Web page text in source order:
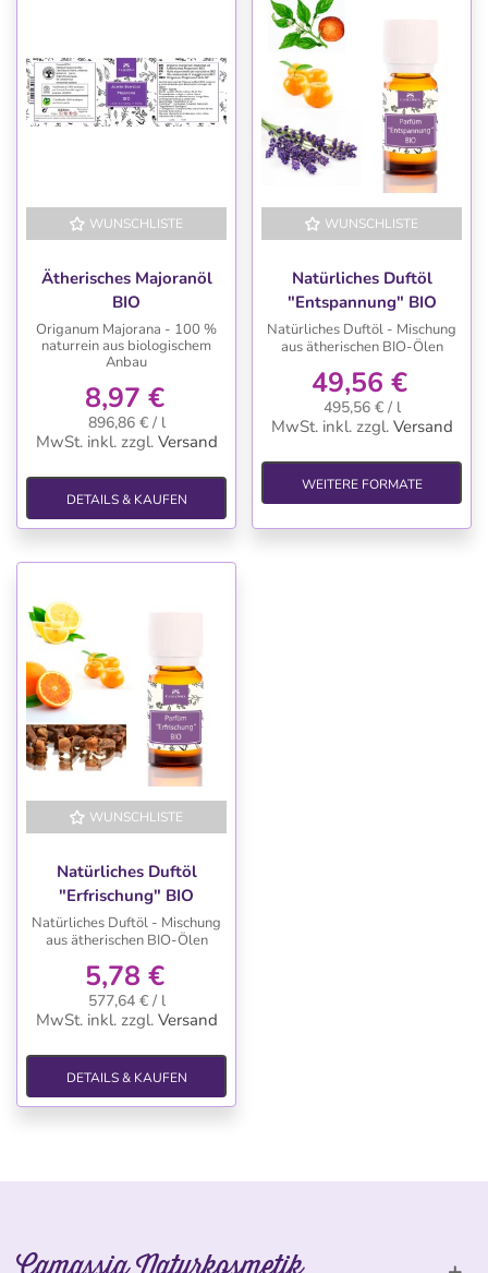
WUNSCHLISTE
Ätherisches Majoranöl
BIO
Origanum Majorana - 100 %
naturrein aus biologischem
Anbau
8,97 €
896,86 € / l
MwSt. inkl. zzgl. Versand
DETAILS & KAUFEN
WUNSCHLISTE
Natürliches Duftöl
"Entspannung" BIO
Natürliches Duftöl - Mischung
aus ätherischen BIO-Ölen
49,56 €
495,56 € / l
MwSt. inkl. zzgl. Versand
WEITERE FORMATE
WUNSCHLISTE
Natürliches Duftöl
"Erfrischung" BIO
Natürliches Duftöl - Mischung
aus ätherischen BIO-Ölen
5,78 €
577,64 € / l
MwSt. inkl. zzgl. Versand
DETAILS & KAUFEN